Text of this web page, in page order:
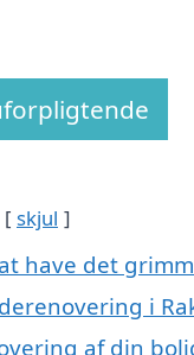
skjul
have det
i
af din